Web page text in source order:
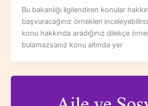
Bu bakanlığı ilgilendiren konular
başvuracağınız örnekleri
konu hakkında aradığınız dilekçe
bulamazsanız konu altında yer